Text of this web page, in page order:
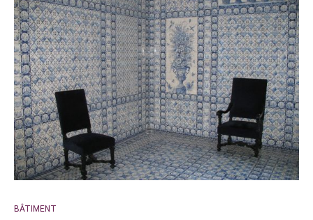
BÂTIMENT